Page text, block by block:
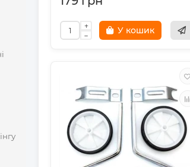
У кошик